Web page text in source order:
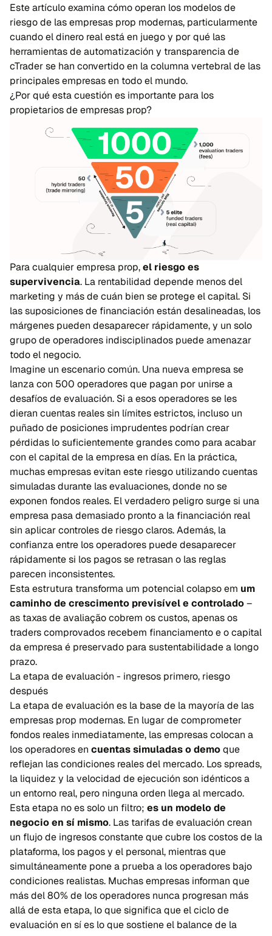
Este artículo examina cómo operan los modelos de
riesgo de las empresas prop modernas, particularmente
cuando el dinero real está en juego y por qué las
herramientas de automatización y transparencia de
cTrader se han convertido en la columna vertebral de las
principales empresas en todo el mundo.
¿Por qué esta cuestión es importante para los
propietarios de empresas prop?
Para cualquier empresa prop,el riesgo es
supervivencia. La rentabilidad depende menos del
marketing y más de cuán bien se protege el capital. Si
las suposiciones de financiación están desalineadas, los
márgenes pueden desaparecer rápidamente, y un solo
grupo de operadores indisciplinados puede amenazar
todo el negocio.
Imagine un escenario común. Una nueva empresa se
lanza con 500 operadores que pagan por unirse a
desafíos de evaluación. Si a esos operadores se les
dieran cuentas reales sin límites estrictos, incluso un
puñado de posiciones imprudentes podrían crear
pérdidas lo suficientemente grandes como para acabar
con el capital de la empresa en días. En la práctica,
muchas empresas evitan este riesgo utilizando cuentas
simuladas durante las evaluaciones, donde no se
exponen fondos reales. El verdadero peligro surge si una
empresa pasa demasiado pronto a la financiación real
sin aplicar controles de riesgo claros. Además, la
confianza entre los operadores puede desaparecer
rápidamente si los pagos se retrasan o las reglas
parecen inconsistentes.
Esta estrutura transforma um potencial colapso em um
caminho de crescimento previsível e controlado–
as taxas de avaliação cobrem os custos, apenas os
traders comprovados recebem financiamento e o capital
da empresa é preservado para sustentabilidade a longo
prazo.
La etapa de evaluación - ingresos primero, riesgo
después
La etapa de evaluación es la base de la mayoría de las
empresas prop modernas. En lugar de comprometer
fondos reales inmediatamente, las empresas colocan a
los operadores en cuentas simuladas o demoque
reflejan las condiciones reales del mercado. Los spreads,
la liquidez y la velocidad de ejecución son idénticos a
un entorno real, pero ninguna orden llega al mercado.
Esta etapa no es solo un filtro; es un modelo de
negocio en sí mismo. Las tarifas de evaluación crean
un flujo de ingresos constante que cubre los costos de la
plataforma, los pagos y el personal, mientras que
simultáneamente pone a prueba a los operadores bajo
condiciones realistas. Muchas empresas informan que
más del 80% de los operadores nunca progresan más
allá de esta etapa, lo que significa que el ciclo de
evaluación en sí es lo que sostiene el balance de la